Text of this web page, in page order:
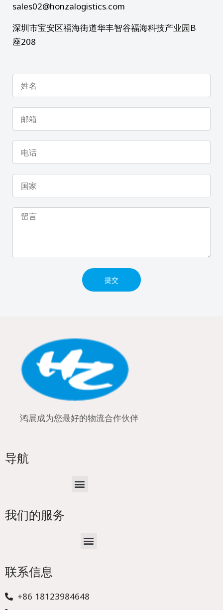
sales02@honzalogistics.com
深圳市宝安区福海街道华丰智谷福海科技产业园B
座208
名
箱
话
家
提交
鸿展成为您最好的物流合作伙伴
导航
Menu
我们的服务
Menu
联系信息
+86 18123984648